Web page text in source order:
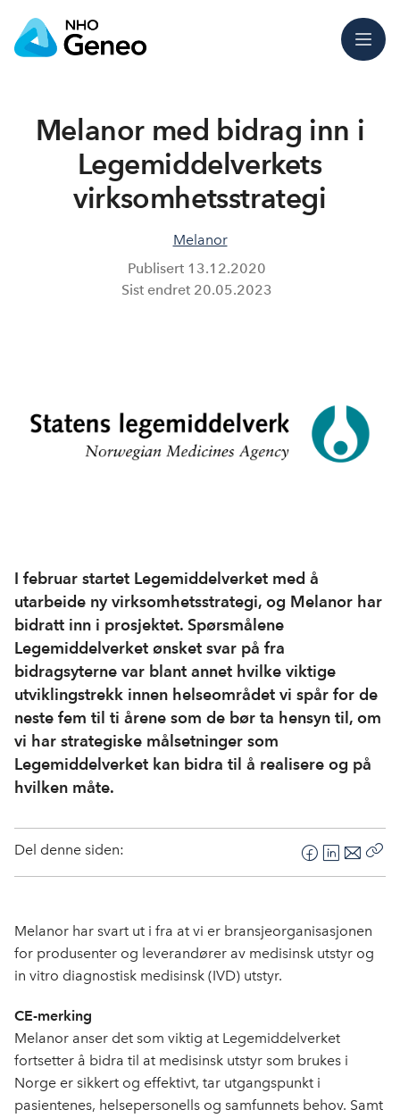
Meny
Melanor med bidrag inn i
Legemiddelverkets
virksomhetsstrategi
Melanor
Publisert 13.12.2020
Sist endret 20.05.2023
I februar startet Legemiddelverket med å
utarbeide ny virksomhetsstrategi, og Melanor har
bidratt inn i prosjektet. Spørsmålene
Legemiddelverket ønsket svar på fra
bidragsyterne var blant annet hvilke viktige
utviklingstrekk innen helseområdet vi spår for de
neste fem til ti årene som de bør ta hensyn til, om
vi har strategiske målsetninger som
Legemiddelverket kan bidra til å realisere og på
hvilken måte.
Del denne siden:
F
a
e
b
L
i
k
e
E
-
o
s
Melanor har svart ut i fra at vi er bransjeorganisasjonen
for produsenter og leverandører av medisinsk utstyr og
in vitro diagnostisk medisinsk (IVD) utstyr.
CE-merking
Melanor anser det som viktig at Legemiddelverket
fortsetter å bidra til at medisinsk utstyr som brukes i
Norge er sikkert og effektivt, tar utgangspunkt i
pasientenes, helsepersonells og samfunnets behov. Samt